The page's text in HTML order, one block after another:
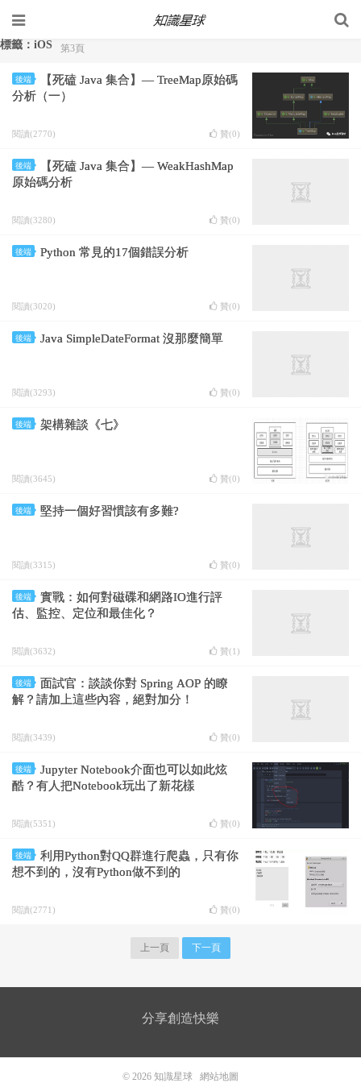
標籤：iOS 第3頁
後端
【死磕 Java 集合】— TreeMap原始碼
分析（一）
閱讀(2770) 贊(0)
後端
【死磕 Java 集合】— WeakHashMap
原始碼分析
閱讀(3280) 贊(0)
後端 Python 常見的17個錯誤分析
閱讀(3020) 贊(0)
後端 Java SimpleDateFormat 沒那麼簡單
閱讀(3293) 贊(0)
後端 架構雜談《七》
閱讀(3645) 贊(0)
後端 堅持一個好習慣該有多難?
閱讀(3315) 贊(0)
後端
實戰：如何對磁碟和網路IO進行評
估、監控、定位和最佳化？
閱讀(3632) 贊(1 )
後端
面試官：談談你對 Spring AOP 的瞭
解？請加上這些內容，絕對加分！
閱讀(3439) 贊(0)
後端
Jupyter Notebook介面也可以如此炫
酷？有人把Notebook玩出了新花樣
閱讀(5351) 贊(0)
後端
利用Python對QQ群進行爬蟲，只有你
想不到的，沒有Python做不到的
閱讀(2771) 贊(0)
上一頁 下一頁
分享創造快樂
© 2026 知識星球 網站地圖